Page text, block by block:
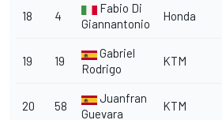
18 4
Fabio Di
Giannantonio
Honda
19 19
Gabriel
Rodrigo
KTM
20 58
Juanfran
Guevara
KTM